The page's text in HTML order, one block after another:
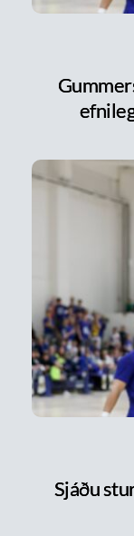
Sjáðu